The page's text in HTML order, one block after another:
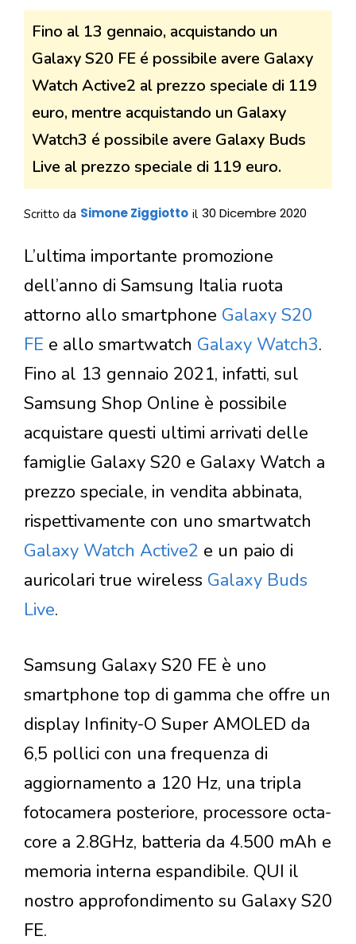
Fino al 13 gennaio, acquistando un
Galaxy S20 FE é possibile avere Galaxy
Watch Active2 al prezzo speciale di 119
euro, mentre acquistando un Galaxy
Watch3 é possibile avere Galaxy Buds
Live al prezzo speciale di 119 euro.
Scritto da Simone Ziggiotto il 30 Dicembre 2020
L’ultima importante promozione
dell’anno di Samsung Italia ruota
attorno allo smartphone Galaxy S20
FE e allo smartwatch Galaxy Watch3.
Fino al 13 gennaio 2021, infatti, sul
Samsung Shop Online è possibile
acquistare questi ultimi arrivati delle
famiglie Galaxy S20 e Galaxy Watch a
prezzo speciale, in vendita abbinata,
rispettivamente con uno smartwatch
Galaxy Watch Active2 e un paio di
auricolari true wireless Galaxy Buds
Live.
Samsung Galaxy S20 FE è uno
smartphone top di gamma che offre un
display Infinity-O Super AMOLED da
6,5 pollici con una frequenza di
aggiornamento a 120 Hz, una tripla
fotocamera posteriore, processore octa-
core a 2.8GHz, batteria da 4.500 mAh e
memoria interna espandibile. QUI il
nostro approfondimento su Galaxy S20
FE.